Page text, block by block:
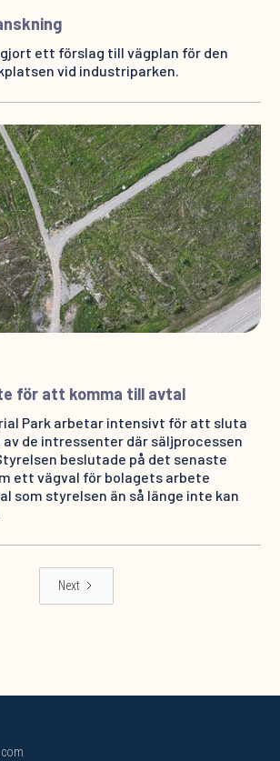
ett förslag till vägplan för den
vid industriparken.
för att komma till avtal
Park arbetar intensivt för att sluta
av de intressenter där säljprocessen
beslutade på det senaste
ett vägval för bolagets arbete
som styrelsen än så länge inte kan
Next